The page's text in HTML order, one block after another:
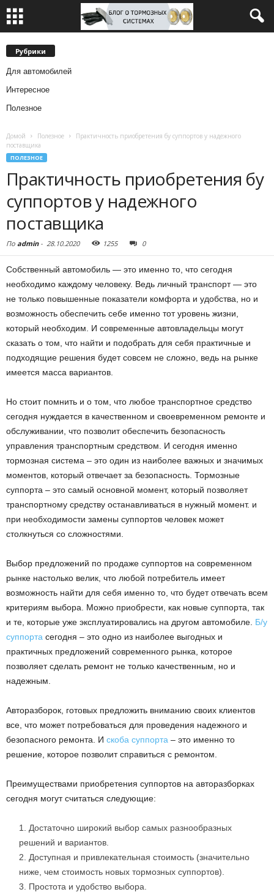
Рубрики
Для автомобилей
Интересное
Полезное
Домой Полезное
Практичность приобретения бу суппортов у надежного
поставщика
ПОЛЕЗНОЕ
Практичность приобретения бу
суппортов у надежного
поставщика
По admin- 28.10.2020 1255 0
Собственный автомобиль — это именно то, что сегодня
необходимо каждому человеку. Ведь личный транспорт — это
не только повышенные показатели комфорта и удобства, но и
возможность обеспечить себе именно тот уровень жизни,
который необходим. И современные автовладельцы могут
сказать о том, что найти и подобрать для себя практичные и
подходящие решения будет совсем не сложно, ведь на рынке
имеется масса вариантов.
Но стоит помнить и о том, что любое транспортное средство
сегодня нуждается в качественном и своевременном ремонте и
обслуживании, что позволит обеспечить безопасность
управления транспортным средством. И сегодня именно
тормозная система – это один из наиболее важных и значимых
моментов, который отвечает за безопасность. Тормозные
суппорта – это самый основной момент, который позволяет
транспортному средству останавливаться в нужный момент. и
при необходимости замены суппортов человек может
столкнуться со сложностями.
Выбор предложений по продаже суппортов на современном
рынке настолько велик, что любой потребитель имеет
возможность найти для себя именно то, что будет отвечать всем
критериям выбора. Можно приобрести, как новые суппорта, так
и те, которые уже эксплуатировались на другом автомобиле. Б/у
суппорта сегодня – это одно из наиболее выгодных и
практичных предложений современного рынка, которое
позволяет сделать ремонт не только качественным, но и
надежным.
Авторазборок, готовых предложить вниманию своих клиентов
все, что может потребоваться для проведения надежного и
безопасного ремонта. И скоба суппорта – это именно то
решение, которое позволит справиться с ремонтом.
Преимуществами приобретения суппортов на авторазборках
сегодня могут считаться следующие:
Достаточно широкий выбор самых разнообразных
решений и вариантов.
Доступная и привлекательная стоимость (значительно
ниже, чем стоимость новых тормозных суппортов).
Простота и удобство выбора.